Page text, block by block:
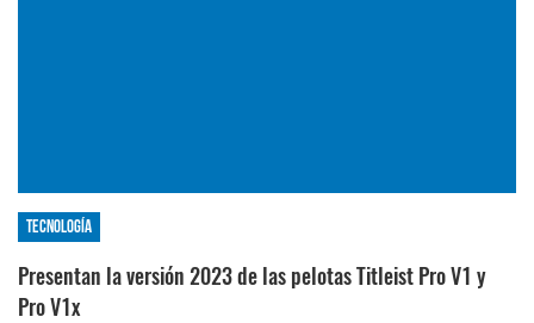
Tecnología
Presentan la versión 2023 de las pelotas Titleist Pro V1 y
Pro V1x